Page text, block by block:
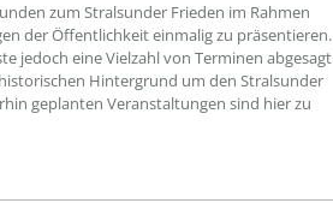
zum Stralsunder Frieden im Rahmen
der Öffentlichkeit einmalig zu präsentieren.
jedoch eine Vielzahl von Terminen abgesagt
Hintergrund um den Stralsunder
geplanten Veranstaltungen sind hier zu